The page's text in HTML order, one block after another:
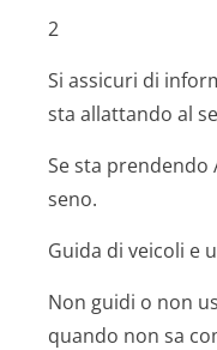
2
Si assicuri di
sta allattando al
Se sta
seno.
Guida di veicoli e
Non guidi o non
quando non sa